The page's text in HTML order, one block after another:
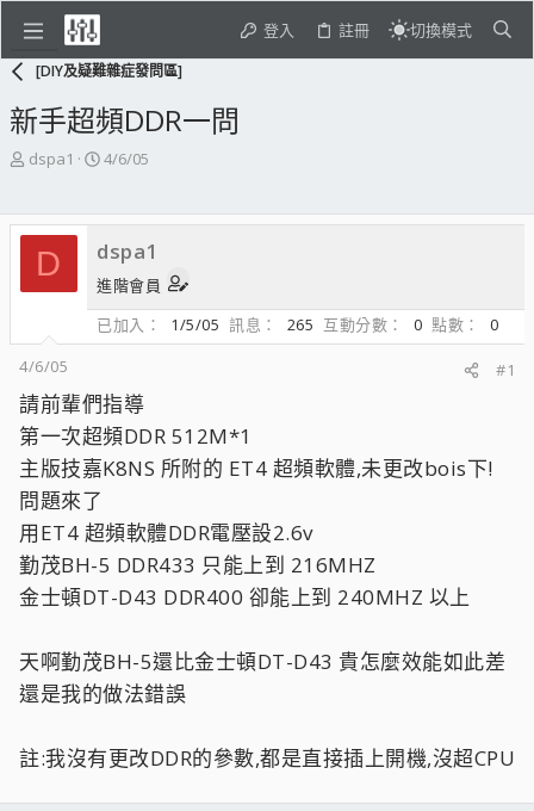
登入 註冊 切換模式
[DIY及疑難雜症發問區]
新手超頻DDR一問
主
起
人
dspa1
開
期
4/6/05
D dspa1
進階會員
已加入
1/5/05 訊息 265 互動分數 0 點數
0
4/6/05
#1
請前輩們指導
第一次超頻DDR 512M*1
主版技嘉K8NS 所附的 ET4 超頻軟體,未更改bois下!
問題來了
用ET4 超頻軟體DDR電壓設2.6v
勤茂BH-5 DDR433 只能上到 216MHZ
金士頓DT-D43 DDR400 卻能上到 240MHZ 以上
天啊勤茂BH-5還比金士頓DT-D43 貴怎麼效能如此差
還是我的做法錯誤
註:我沒有更改DDR的參數,都是直接插上開機,沒超CPU